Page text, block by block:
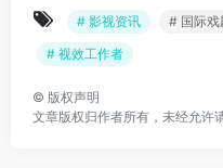
# 影视资讯 # 国际戏
# 视效工作者
© 版权声明
文章版权归作者所有，未经允许